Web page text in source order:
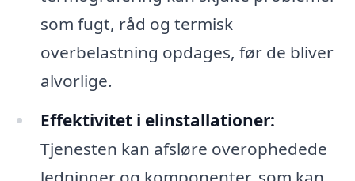
som fugt, råd og termisk
overbelastning opdages, før de bliver
alvorlige.
Effektivitet i elinstallationer:
Tjenesten kan afsløre overophedede